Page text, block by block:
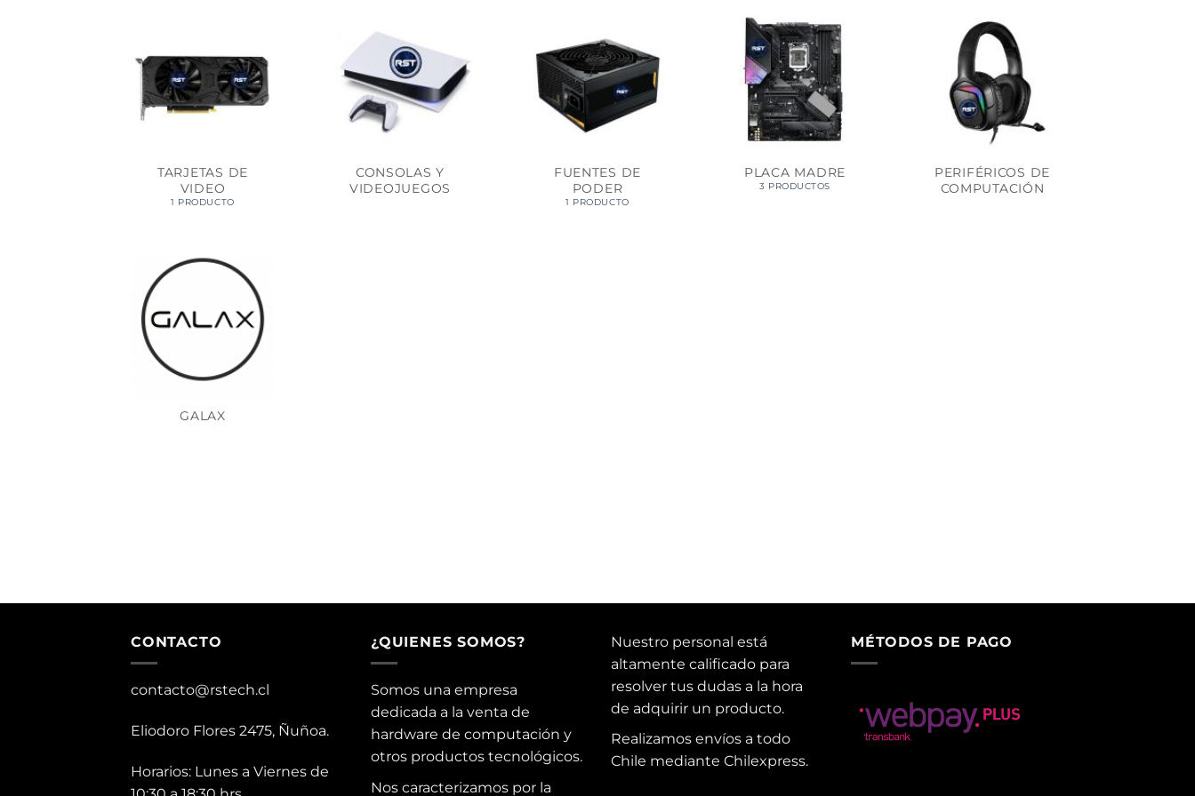
TARJETAS DE
VIDEO
1 PRODUCTO
CONSOLAS Y
VIDEOJUEGOS
FUENTES DE
PODER
1 PRODUCTO
PLACA MADRE
3 PRODUCTOS
PERIFÉRICOS DE
COMPUTACIÓN
GALAX
CONTACTO
contacto@rstech.cl
Eliodoro Flores 2475, Ñuñoa.
Horarios: Lunes a Viernes de
¿QUIENES SOMOS?
Somos una empresa
dedicada a la venta de
hardware de computación y
otros productos tecnológicos.
Nos caracterizamos por la
Nuestro personal está
altamente calificado para
resolver tus dudas a la hora
de adquirir un producto.
Realizamos envíos a todo
Chile mediante Chilexpress.
MÉTODOS DE PAGO